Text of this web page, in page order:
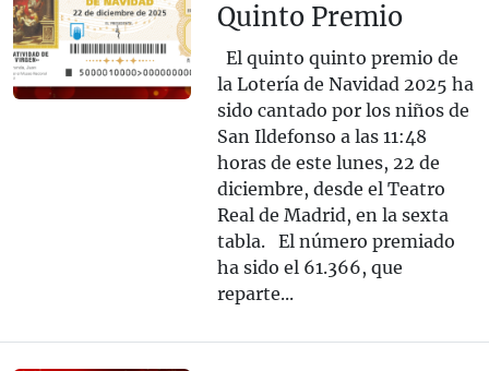
Quinto Premio
El quinto quinto premio de
la Lotería de Navidad 2025 ha
sido cantado por los niños de
San Ildefonso a las 11:48
horas de este lunes, 22 de
diciembre, desde el Teatro
Real de Madrid, en la sexta
tabla. El número premiado
ha sido el 61.366, que
reparte...